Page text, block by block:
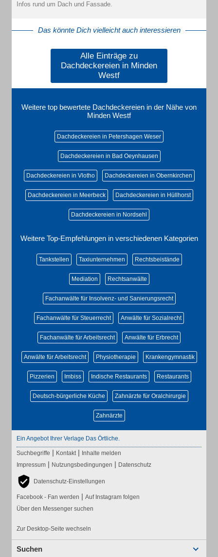
Infos rund um Dach und Fassade.
Das könnte Dich vielleicht auch interessieren
Alle Einträge zu
Dachdeckereien in Minden
Westf
Weitere top bewertete Dachdeckereien in der Nähe von
Minden Westf
Dachdeckereien in Petershagen Weser
Dachdeckereien in Bad Oeynhausen
Dachdeckereien in Vlotho Dachdeckereien in Obernkirchen
Dachdeckereien in Meerbeck Dachdeckereien in Hüllhorst
Dachdeckereien in Nordsehl
Weitere Top-Empfehlungen in verschiedenen Kategorien
Tankstellen Taxiunternehmen Rechtsbeistände
Mediation Rechtsanwälte
Fachanwälte für Insolvenz- und Sanierungsrecht
Fachanwälte für Steuerrecht Anwälte für Sozialrecht
Fachanwälte für Arbeitsrecht Anwälte für Erbrecht
Anwälte für Arbeitsrecht Physiotherapie Krankengymnastik
Pizzerien Imbiss Indische Restaurants Restaurants
Deutsch-bürgerliche Küche Zahnärzte für Oralchirurgie
Zahnärzte
Ein Angebot Ihrer Verlage Das Örtliche.
Suchbegriffe | Kontakt | Inhalte melden
Impressum | Nutzungsbedingungen | Datenschutz
Datenschutz-Einstellungen
Facebook - Fan werden | Auf Instagram folgen
Über den Messenger suchen
Zur Desktop-Seite wechseln
Suchen